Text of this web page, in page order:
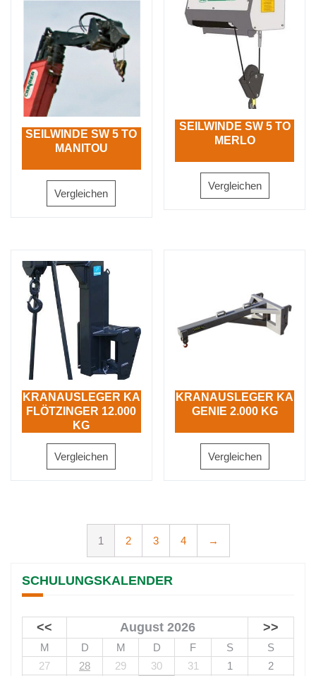
SEILWINDE SW 5 TO
MANITOU
Vergleichen
SEILWINDE SW 5 TO
MERLO
Vergleichen
KRANAUSLEGER KA
FLÖTZINGER 12.000
KG
Vergleichen
KRANAUSLEGER KA
GENIE 2.000 KG
Vergleichen
1 2 3 4 →
SCHULUNGSKALENDER
<< August 2026 >>
M D M D F S
S
27
28 29 30 31 1 2